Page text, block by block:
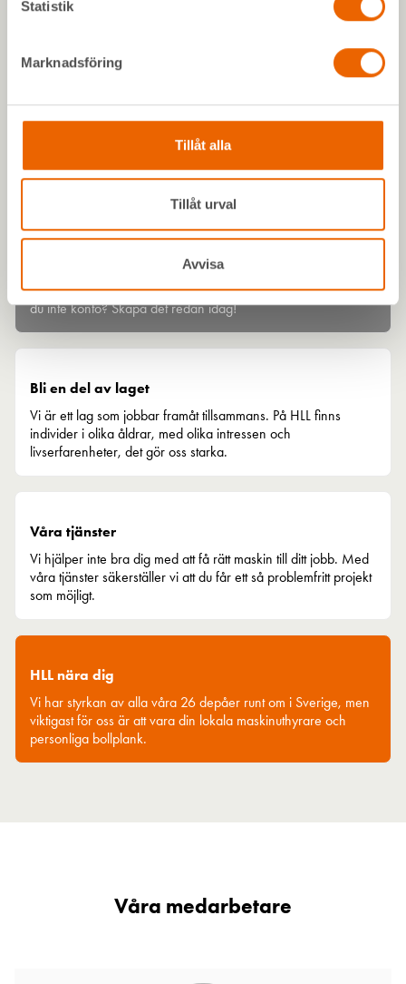
Statistik
Marknadsföring
Tillåt alla
Tillåt urval
Avvisa
Som kund hos oss har du nära till alla våra maskiner, kunskap
marknadens ledande leverantörer. Rena, servade och redo
Mitt HLL är din digitala depå som samlar allt på ett ställe. Har
du inte konto? Skapa det redan idag!
Bli en del av laget
Vi är ett lag som jobbar framåt tillsammans. På HLL finns
individer i olika åldrar, med olika intressen och
livserfarenheter, det gör oss starka.
Våra tjänster
Vi hjälper inte bra dig med att få rätt maskin till ditt jobb. Med
våra tjänster säkerställer vi att du får ett så problemfritt projekt
som möjligt.
HLL nära dig
Vi har styrkan av alla våra 26 depåer runt om i Sverige, men
viktigast för oss är att vara din lokala maskinuthyrare och
personliga bollplank.
Våra medarbetare